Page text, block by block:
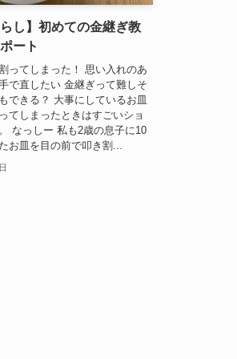
らし】初めての金継ぎ教
ート
ってしまった！ 思い入れのあ
で直したい 金継ぎって難しそ
できる？ 大事にしているお皿
てしまったときはすごいショ
なっしー 私も2歳の息子に10
お皿を目の前で叩き割...